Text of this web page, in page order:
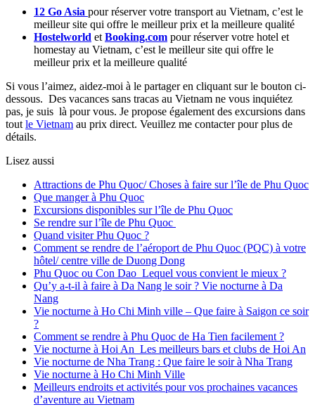
12 Go Asia pour réserver votre transport au Vietnam, c’est le
meilleur site qui offre le meilleur prix et la meilleure qualité
Hostelworld et Booking.com pour réserver votre hotel et
homestay au Vietnam, c’est le meilleur site qui offre le
meilleur prix et la meilleure qualité
Si vous l’aimez, aidez-moi à le partager en cliquant sur le bouton ci-
dessous. Des vacances sans tracas au Vietnam ne vous inquiétez
pas, je suis là pour vous. Je propose également des excursions dans
tout le Vietnam au prix direct. Veuillez me contacter pour plus de
détails.
Lisez aussi
Attractions de Phu Quoc/ Choses à faire sur l’île de Phu Quoc
Que manger à Phu Quoc
Excursions disponibles sur l’île de Phu Quoc
Se rendre sur l’île de Phu Quoc
Quand visiter Phu Quoc ?
Comment se rendre de l’aéroport de Phu Quoc (PQC) à votre
hôtel/ centre ville de Duong Dong
Phu Quoc ou Con Dao Lequel vous convient le mieux ?
Qu’y a-t-il à faire à Da Nang le soir ? Vie nocturne à Da
Nang
Vie nocturne à Ho Chi Minh ville – Que faire à Saigon ce soir
?
Comment se rendre à Phu Quoc de Ha Tien facilement ?
Vie nocturne à Hoi An Les meilleurs bars et clubs de Hoi An
Vie nocturne de Nha Trang : Que faire le soir à Nha Trang
Vie nocturne à Ho Chi Minh Ville
Meilleurs endroits et activités pour vos prochaines vacances
d’aventure au Vietnam